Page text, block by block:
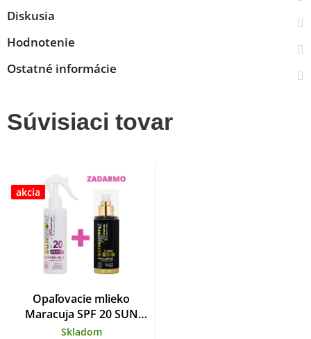
Diskusia
Hodnotenie
Ostatné informácie
Súvisiaci tovar
akcia
Opaľovacie mlieko
Maracuja SPF 20 SUN
BRONZ 200 ml
Skladom